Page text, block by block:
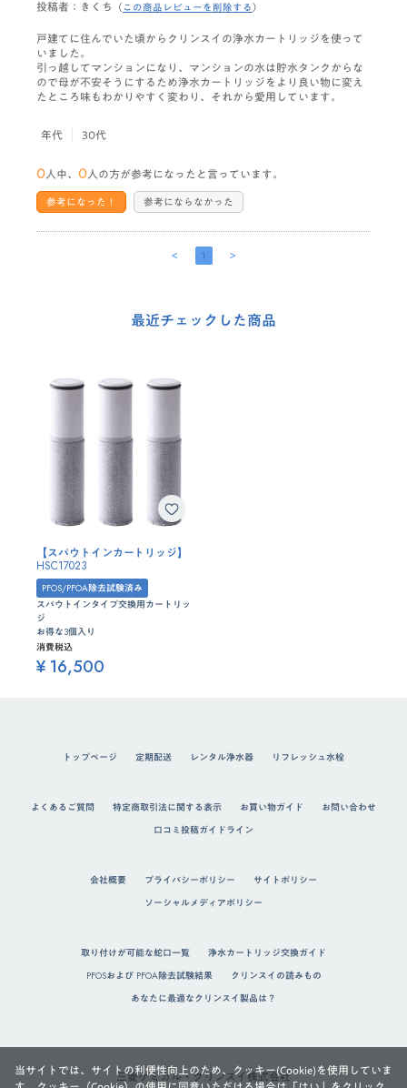
投稿者：きくち
（ この商品レビューを削除する ）
戸建てに住んでいた頃からクリンスイの浄水カートリッジを使って
いました。
引っ越してマンションになり、マンションの水は貯水タンクからな
ので母が不安そうにするため浄水カートリッジをより良い物に変え
たところ味もわかりやすく変わり、それから愛用しています。
年代 30代
0 人中、 0 人の方が参考になったと言っています。
参考になった！ 参考にならなかった
＜ 1 ＞
最近チェックした商品
【スパウトインカートリッジ】
HSC17023
PFOS/PFOA除去試験済み
スパウトインタイプ交換用カートリッ
ジ
お得な3個入り
消費税込
¥ 16,500
トップページ 定期配送 レンタル浄水器 リフレッシュ水栓
よくあるご質問 特定商取引法に関する表示 お買い物ガイド
お問い合わせ
口コミ投稿ガイドライン
会社概要 プライバシーポリシー
サイトポリシー
ソーシャルメディアポリシー
取り付けが可能な蛇口一覧
浄水カートリッジ交換ガイド
PFOSおよび PFOA除去試験結果
クリンスイの読みもの
あなたに最適なクリンスイ製品は？
三菱ケミカル・クリンスイ株式会社
当サイトでは、サイトの利便性向上のため、クッキー(Cookie)を使用していま